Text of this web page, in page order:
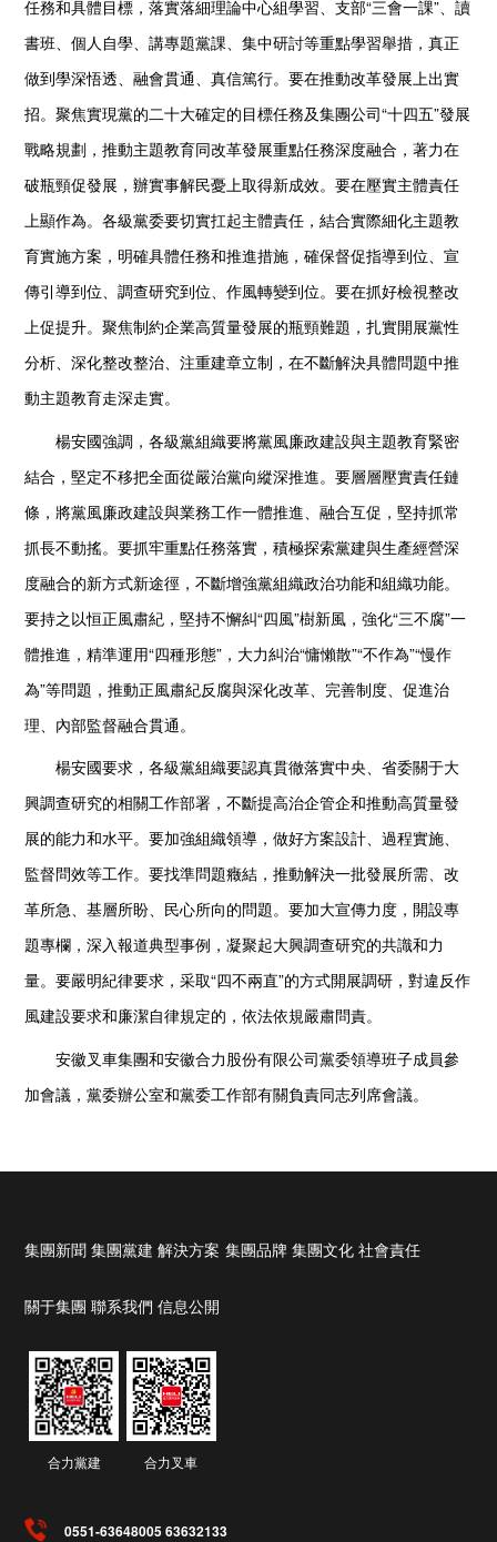
任務和具體目標，落實落細理論中心組學習、支部“三會一課”、讀
書班、個人自學、講專題黨課、集中研討等重點學習舉措，真正
做到學深悟透、融會貫通、真信篤行。要在推動改革發展上出實
招。聚焦實現黨的二十大確定的目標任務及集團公司“十四五”發展
戰略規劃，推動主題教育同改革發展重點任務深度融合，著力在
破瓶頸促發展，辦實事解民憂上取得新成效。要在壓實主體責任
上顯作為。各級黨委要切實扛起主體責任，結合實際細化主題教
育實施方案，明確具體任務和推進措施，確保督促指導到位、宣
傳引導到位、調查研究到位、作風轉變到位。要在抓好檢視整改
上促提升。聚焦制約企業高質量發展的瓶頸難題，扎實開展黨性
分析、深化整改整治、注重建章立制，在不斷解決具體問題中推
動主題教育走深走實。
楊安國強調，各級黨組織要將黨風廉政建設與主題教育緊密
結合，堅定不移把全面從嚴治黨向縱深推進。要層層壓實責任鏈
條，將黨風廉政建設與業務工作一體推進、融合互促，堅持抓常
抓長不動搖。要抓牢重點任務落實，積極探索黨建與生產經營深
度融合的新方式新途徑，不斷增強黨組織政治功能和組織功能。
要持之以恒正風肅紀，堅持不懈糾“四風”樹新風，強化“三不腐”一
體推進，精準運用“四種形態”，大力糾治“慵懶散”“不作為”“慢作
為”等問題，推動正風肅紀反腐與深化改革、完善制度、促進治
理、內部監督融合貫通。
楊安國要求，各級黨組織要認真貫徹落實中央、省委關于大
興調查研究的相關工作部署，不斷提高治企管企和推動高質量發
展的能力和水平。要加強組織領導，做好方案設計、過程實施、
監督問效等工作。要找準問題癥結，推動解決一批發展所需、改
革所急、基層所盼、民心所向的問題。要加大宣傳力度，開設專
題專欄，深入報道典型事例，凝聚起大興調查研究的共識和力
量。要嚴明紀律要求，采取“四不兩直”的方式開展調研，對違反作
風建設要求和廉潔自律規定的，依法依規嚴肅問責。
安徽叉車集團和安徽合力股份有限公司黨委領導班子成員參
加會議，黨委辦公室和黨委工作部有關負責同志列席會議。
集團新聞 集團黨建 解決方案 集團品牌 集團文化 社會責任
關于集團 聯系我們 信息公開
合力黨建 合力叉車
0551-63648005 63632133